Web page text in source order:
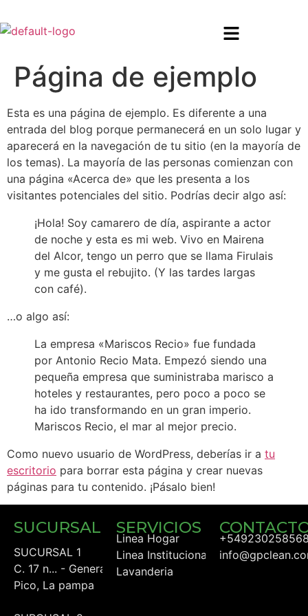
Página de ejemplo
Esta es una página de ejemplo. Es diferente a una
entrada del blog porque permanecerá en un solo lugar y
aparecerá en la navegación de tu sitio (en la mayoría de
los temas). La mayoría de las personas comienzan con
una página «Acerca de» que les presenta a los
visitantes potenciales del sitio. Podrías decir algo así:
¡Hola! Soy camarero de día, aspirante a actor
de noche y esta es mi web. Vivo en Mairena
del Alcor, tengo un perro que se llama Firulais
y me gusta el rebujito. (Y las tardes largas
con café).
…o algo así:
La empresa «Mariscos Recio» fue fundada
por Antonio Recio Mata. Empezó siendo una
pequeña empresa que suministraba marisco a
hoteles y restaurantes, pero poco a poco se
ha ido transformando en un gran imperio.
Mariscos Recio, el mar al mejor precio.
Como nuevo usuario de WordPress, deberías ir a tu
escritorio para borrar esta página y crear nuevas
páginas para tu contenido. ¡Pásalo bien!
SUCURSALES
SUCURSAL 1
C. 17 n... - General
Pico, La pampa
SERVICIOS
Linea Hogar
Linea Institucional
Lavanderia